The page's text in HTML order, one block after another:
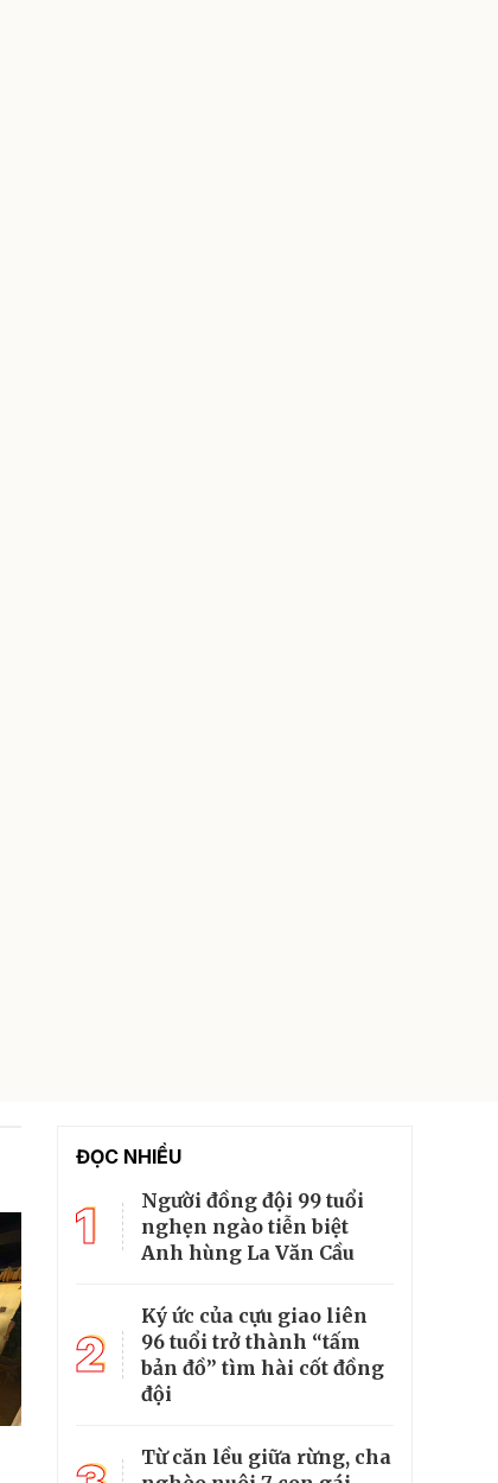
ĐỌC NHIỀU
1
Người đồng đội 99 tuổi
nghẹn ngào tiễn biệt
Anh hùng La Văn Cầu
2
Ký ức của cựu giao liên
96 tuổi trở thành “tấm
bản đồ” tìm hài cốt đồng
đội
Từ căn lều giữa rừng, cha